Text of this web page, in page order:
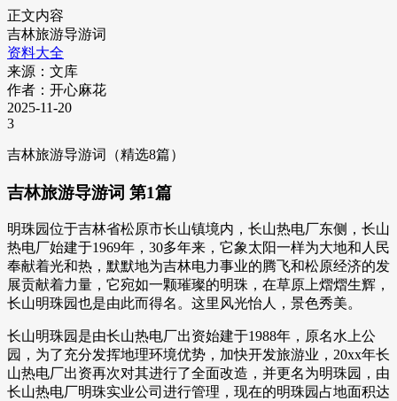
正文内容
吉林旅游导游词
资料大全
来源：文库
作者：开心麻花
2025-11-20
3
吉林旅游导游词（精选8篇）
吉林旅游导游词 第1篇
明珠园位于吉林省松原市长山镇境内，长山热电厂东侧，长山
热电厂始建于1969年，30多年来，它象太阳一样为大地和人民
奉献着光和热，默默地为吉林电力事业的腾飞和松原经济的发
展贡献着力量，它宛如一颗璀璨的明珠，在草原上熠熠生辉，
长山明珠园也是由此而得名。这里风光怡人，景色秀美。
长山明珠园是由长山热电厂出资始建于1988年，原名水上公
园，为了充分发挥地理环境优势，加快开发旅游业，20xx年长
山热电厂出资再次对其进行了全面改造，并更名为明珠园，由
长山热电厂明珠实业公司进行管理，现在的明珠园占地面积达